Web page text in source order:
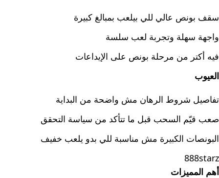
سقف بونص عالي للي بيلعب بمبالغ كبيرة
واجهة سهلة وتجربة لعب سلسة
فيه أكتر من مرحلة بونص على الإيداعات
العيوب
تفاصيل شروط الرهان مش واضحة من البداية
صعب قيّم السحب قبل ما تتأكد من سياسة التحقق
البونصات الكبيرة مش مناسبة للي بدو يلعب خفيف
888starz
أهم المميزات